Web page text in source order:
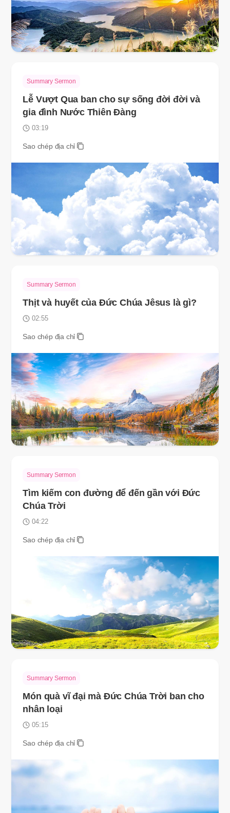
Summary Sermon
Lễ Vượt Qua ban cho sự sống đời đời và
gia đình Nước Thiên Đàng
03:19
Sao chép địa chỉ
Summary Sermon
Thịt và huyết của Đức Chúa Jêsus là gì?
02:55
Sao chép địa chỉ
Summary Sermon
Tìm kiếm con đường để đến gần với Đức
Chúa Trời
04:22
Sao chép địa chỉ
Summary Sermon
Món quà vĩ đại mà Đức Chúa Trời ban cho
nhân loại
05:15
Sao chép địa chỉ